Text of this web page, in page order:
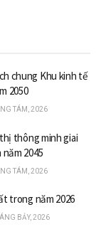
chung Khu kinh tế
2050
TÁM, 2026
thông minh giai
2045
TÁM, 2026
trong năm 2026
BẢY, 2026